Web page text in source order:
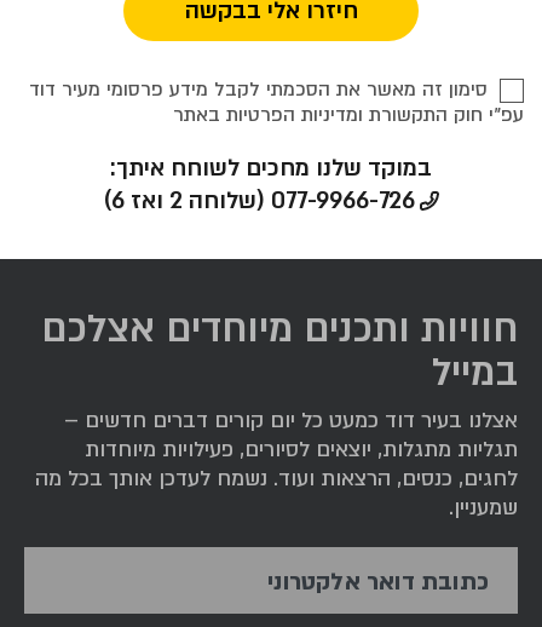
סימון זה מאשר את הסכמתי לקבל מידע פרסומי מעיר דוד
עפ"י חוק התקשורת ומדיניות הפרטיות באתר
במוקד שלנו מחכים לשוחח איתך:
077-9966-726 (שלוחה 2 ואז 6)
חוויות ותכנים מיוחדים אצלכם
במייל
אצלנו בעיר דוד כמעט כל יום קורים דברים חדשים –
תגליות מתגלות, יוצאים לסיורים, פעילויות מיוחדות
לחגים, כנסים, הרצאות ועוד. נשמח לעדכן אותך בכל מה
שמעניין.
כתובת דואר אלקטרוני
אימייל